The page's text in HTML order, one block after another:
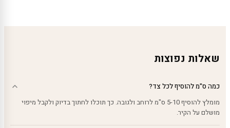
שאלות נפוצות
כמה ס"מ להוסיף לכל צד?
מומלץ להוסיף 5-10 ס"מ לרוחב ולגובה. כך תוכלו לחתוך בדיוק ולקבל מיפוי
מושלם על הקיר.